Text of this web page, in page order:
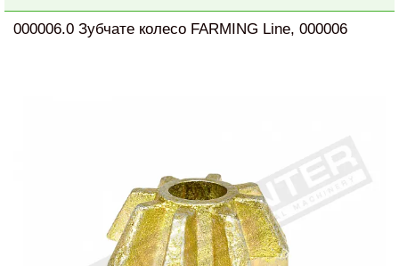
000006.0 Зубчате колесо FARMING Line, 000006